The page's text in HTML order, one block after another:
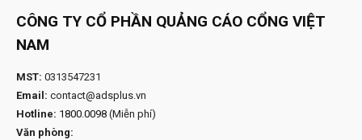
CÔNG TY CỔ PHẦN QUẢNG CÁO CỔNG VIỆT
NAM
MST: 0313547231
Email: contact@adsplus.vn
Hotline: 1800.0098 (Miễn phí)
Văn phòng: